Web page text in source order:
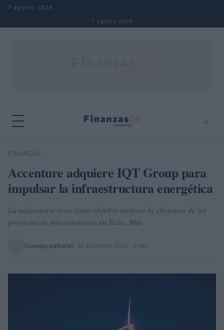
Saltar al contenido
7 agosto 2026
7 agosto 2026
⌕
Buscar
FINANZAS
Accenture adquiere IQT Group para
impulsar la infraestructura energética
La adquisición tiene como objetivo mejorar la eficiencia de los
proyectos de infraestructura en Italia. Más
Consejo editorial 18 diciembre 2024 · 2 min